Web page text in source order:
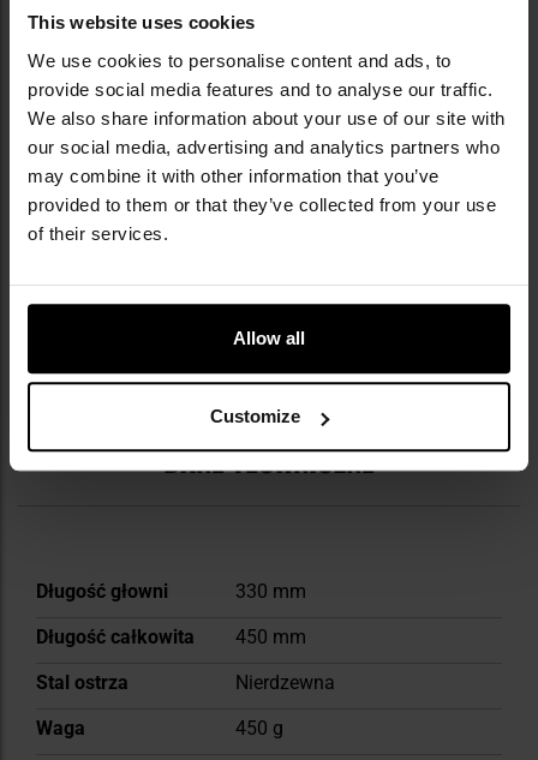
This website uses cookies
We use cookies to personalise content and ads, to
provide social media features and to analyse our traffic.
We also share information about your use of our site with
our social media, advertising and analytics partners who
may combine it with other information that you’ve
provided to them or that they’ve collected from your use
of their services.
Allow all
Customize
tradycjami rzemieślniczymi w produkcji noży.
technologiami, tworząc ręcznie noże
bushcraftowe, survivalowe, myśliwskie,
taktyczne oraz składane (navajas) z użyciem
materiałów takich jak stal Sandvik 14C28N,
Micarta czy poroże jelenia. Popularne modele to
Artica, Ranchera, a także nowości
zaprezentowane podczas IWA 2025 - między
rękojeścią z poroża jelenia i ostrzem z Bohler
N695. Marka oferuje jedną z najszerszych gam
noży w Europie, a jej wyroby cieszą się
outdoorowych, jak i kolekcjonerów.
DANE TECHNICZNE
Więcej
Długość głowni
330 mm
Długość całkowita
450 mm
Stal ostrza
Nierdzewna
Waga
450 g